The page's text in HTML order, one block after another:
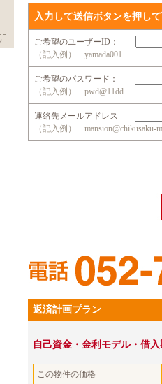
入力して送信ボタンを押し
ご希望のユーザーID：
（記入例） yamada001
ご希望のパスワード：
（記入例） pwd@11dd
連絡先メールアドレス
（記入例） mansion@chikusaku-
返済計画プラン
自己資金・金利モデル・借
この物件の価格